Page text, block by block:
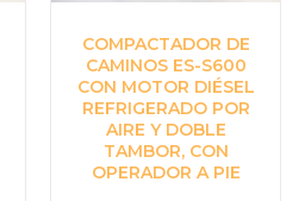
COMPACTADOR DE
CAMINOS ES-S600
CON MOTOR DIÉSEL
REFRIGERADO POR
AIRE Y DOBLE
TAMBOR, CON
OPERADOR A PIE